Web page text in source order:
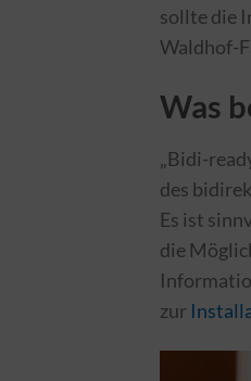
sollte die
Waldhof-
Was
„Bidi-
des
Es ist
die
zur